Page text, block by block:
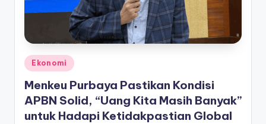
Posted
in
Ekonomi
Menkeu Purbaya Pastikan Kondisi
APBN Solid, “Uang Kita Masih Banyak”
untuk Hadapi Ketidakpastian Global